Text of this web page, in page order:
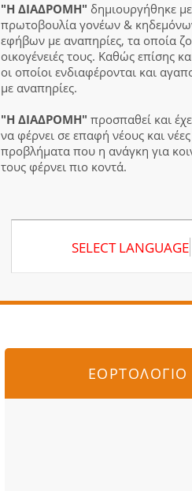
"Η ΔΙΑΔΡΟΜΗ" δημιουργήθηκε
πρωτοβουλία γονέων &
εφήβων με αναπηρίες, τα οποία
οικογένειές τους. Καθώς επίσης
οι οποίοι ενδιαφέρονται και
με αναπηρίες.
"Η ΔΙΑΔΡΟΜΗ" προσπαθεί και
να φέρνει σε επαφή νέους και νέες
προβλήματα που η ανάγκη για
τους φέρνει πιο κοντά.
SELECT LANGUAGE
ΕΟΡΤΟΛΟΓΙΟ